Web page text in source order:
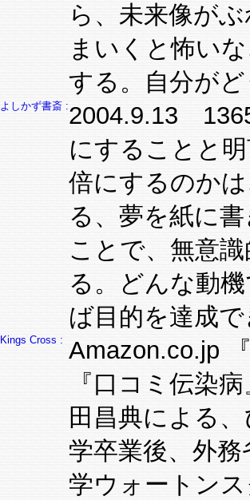
ら、未来像が
まいくと怖い
する。自分が
よしかず書斎 :2004.9.13
にすることと
倍にするのか
る、夢を紙に
ことで、無意
る。どんな動
ば目的を達成
Kings Cross : Amazon.co.jp
『口コミ伝染
田昌典による
学卒業後、外
学ウォートン